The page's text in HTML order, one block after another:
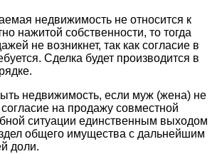
недвижимость не относится к
нажитой собственности, то тогда
не возникнет, так как согласие в
Сделка будет производится в
недвижимость, если муж (жена) не
на продажу совместной
ситуации единственным выходом
общего имущества с дальнейшим
доли.